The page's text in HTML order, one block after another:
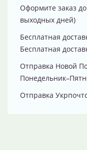
Оформите заказ
выходных дней)
Бесплатная
Бесплатная
Отправка Новой
Отправка